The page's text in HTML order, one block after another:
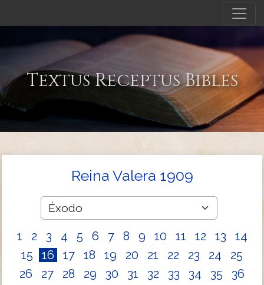
Textus Receptus Bibles
Reina Valera 1909
1 2 3 4 5 6 7 8 9 10 11 12 13
14
15
16 17 18 19 20 21 22 23 24
25
26
27 28 29 30 31 32 33 34 35
36